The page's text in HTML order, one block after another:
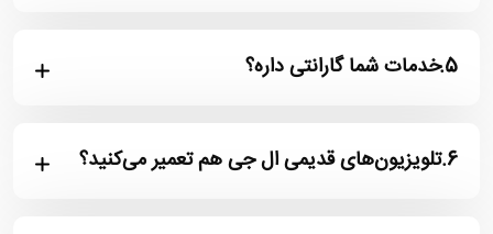
5.خدمات شما گارانتی داره؟
6. تلویزیون‌های قدیمی ال جی هم تعمیر می‌کنید؟